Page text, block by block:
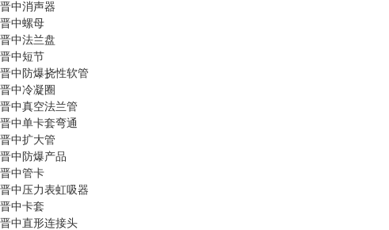
晋中消声器
晋中螺母
晋中法兰盘
晋中短节
晋中防爆挠性软管
晋中冷凝圈
晋中真空法兰管
晋中单卡套弯通
晋中扩大管
晋中防爆产品
晋中管卡
晋中压力表虹吸器
晋中卡套
晋中直形连接头